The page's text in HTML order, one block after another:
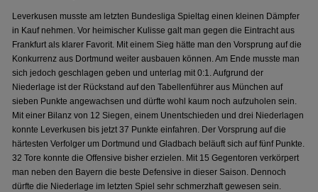
Leverkusen musste am letzten Bundesliga Spieltag einen kleinen Dämpfer
in Kauf nehmen. Vor heimischer Kulisse galt man gegen die Eintracht aus
Frankfurt als klarer Favorit. Mit einem Sieg hätte man den Vorsprung auf die
Konkurrenz aus Dortmund weiter ausbauen können. Am Ende musste man
sich jedoch geschlagen geben und unterlag mit 0:1. Aufgrund der
Niederlage ist der Rückstand auf den Tabellenführer aus München auf
sieben Punkte angewachsen und dürfte wohl kaum noch aufzuholen sein.
Mit einer Bilanz von 12 Siegen, einem Unentschieden und drei Niederlagen
konnte Leverkusen bis jetzt 37 Punkte einfahren. Der Vorsprung auf die
härtesten Verfolger um Dortmund und Gladbach beläuft sich auf fünf Punkte.
32 Tore konnte die Offensive bisher erzielen. Mit 15 Gegentoren verkörpert
man neben den Bayern die beste Defensive in dieser Saison. Dennoch
dürfte die Niederlage im letzten Spiel sehr schmerzhaft gewesen sein.